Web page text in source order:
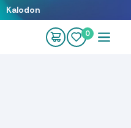
Kalodon
0